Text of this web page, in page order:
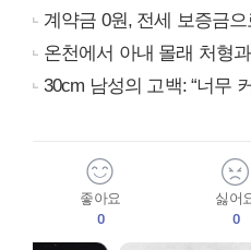
계약금 0원, 전세 보증금
온천에서 아내 몰래 처형
30cm 남성의 고백: “너무
좋아요
0
싫어
0